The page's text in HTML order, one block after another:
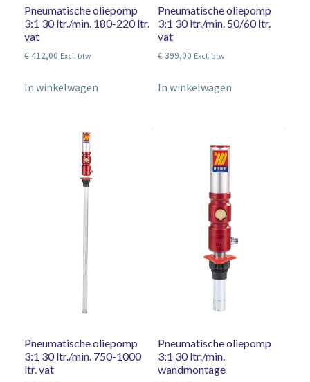
Pneumatische oliepomp
3:1 30 ltr./min. 180-220 ltr.
vat
€412,00 Excl. btw
In winkelwagen
Pneumatische oliepomp
3:1 30 ltr./min. 50/60 ltr.
vat
€399,00 Excl. btw
In winkelwagen
Pneumatische oliepomp
3:1 30 ltr./min. 750-1000
ltr. vat
Pneumatische oliepomp
3:1 30 ltr./min.
wandmontage